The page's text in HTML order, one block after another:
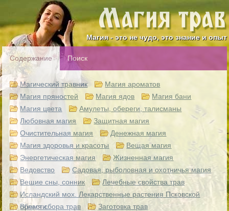
Магия - это не чудо, это знание и опыт
Содержание Поиск
Магический травник
Магия ароматов
Магия пряностей
Магия ядов
Магия бани
Магия цвета
Амулеты, обереги, талисманы
Любовная магия
Защитная магия
Очистительная магия
Денежная магия
Магия здоровья и красоты
Вещая магия
Энергетическая магия
Жизненная магия
Ведовство
Садовая, рыболовная и охотничья магия
Вещие сны, сонник
Лечебные свойства трав
Исландский мох. Лекарственные растения Псковской
области.
Время сбора трав
Заготовка трав